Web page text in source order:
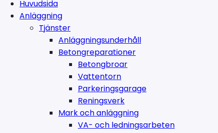
Huvudsida
Anläggning
Tjänster
Anläggningsunderhåll
Betongreparationer
Betongbroar
Vattentorn
Parkeringsgarage
Reningsverk
Mark och anläggning
VA- och ledningsarbeten